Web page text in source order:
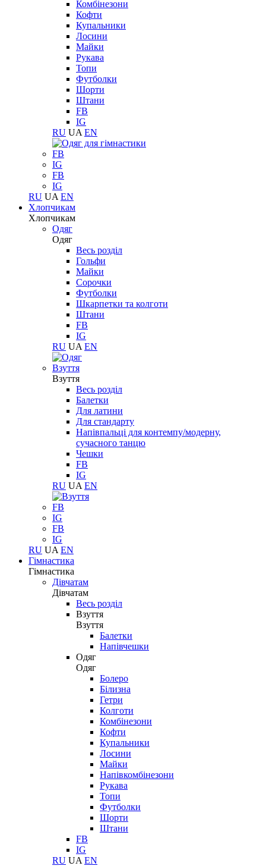
Комбінезони
Кофти
Купальники
Лосини
Майки
Рукава
Топи
Футболки
Шорти
Штани
FB
IG
RU UA EN
FB
IG
FB
IG
RU UA EN
Хлопчикам
Хлопчикам
Одяг
Одяг
Весь розділ
Гольфи
Майки
Сорочки
Футболки
Шкарпетки та колготи
Штани
FB
IG
RU UA EN
Взуття
Взуття
Весь розділ
Балетки
Для латини
Для стандарту
Напівпальці для контемпу/модерну,
сучасного танцю
Чешки
FB
IG
RU UA EN
FB
IG
FB
IG
RU UA EN
Гімнастика
Гімнастика
Дівчатам
Дівчатам
Весь розділ
Взуття
Взуття
Балетки
Напівчешки
Одяг
Одяг
Болеро
Білизна
Гетри
Колготи
Комбінезони
Кофти
Купальники
Лосини
Майки
Напівкомбінезони
Рукава
Топи
Футболки
Шорти
Штани
FB
IG
RU UA EN